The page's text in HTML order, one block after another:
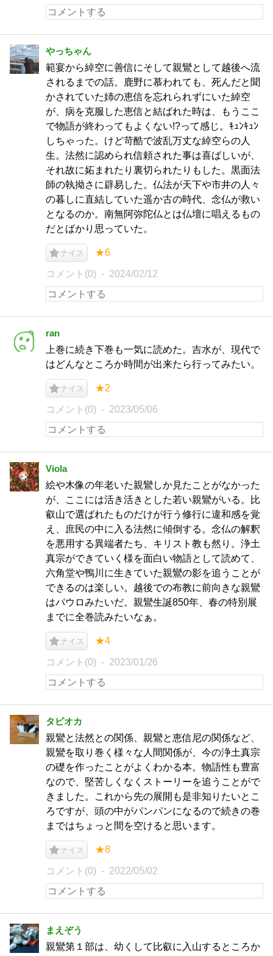
やっちゃん
範宴から綽空に善信にそして親鸞として越後へ流
されるまでの話。鹿野に慕われても、死んだと聞
かされていた姉の恵信を忘れられずにいた綽空
が、病を克服した恵信と結ばれた時は、もうここ
で物語が終わってもよくない!?って感じ。ｷｭﾝｷｭﾝ
しちゃった。けど苛酷で波乱万丈な綽空らの人
生。法然に認められ信頼された事は喜ばしいが、
それ故に妬まれたり裏切られたりもした。黒面法
師の執拗さに辟易した。仏法が天下や市井の人々
の暮しに直結していた遥か古の時代、念仏が救い
となるのか。南無阿弥陀仏とは仏壇に唱えるもの
だとばかり思っていた。
ナイス ★6
コメント(0) 2024/02/12
ran
上巻に続き下巻も一気に読めた。吉水が、現代で
はどんなところか時間が出来たら行ってみたい。
ナイス ★2
コメント(0) 2023/05/06
Viola
絵や木像の年老いた親鸞しか見たことがなかった
が、ここには活き活きとした若い親鸞がいる。比
叡山で選ばれたものだけが行う修行に違和感を覚
え、庶民の中に入る法然に傾倒する。念仏の解釈
を悪用する異端者たち、キリスト教も然り。浄土
真宗ができていく様を面白い物語として読めて、
六角堂や鴨川に生きていた親鸞の影を追うことが
できるのは楽しい。越後での布教に前向きな親鸞
はパウロみたいだ。親鸞生誕850年、春の特別展
までに全巻読みたいなぁ。
ナイス ★4
コメント(0) 2023/01/26
タピオカ
親鸞と法然との関係、親鸞と恵信尼の関係など、
親鸞を取り巻く様々な人間関係が、今の浄土真宗
の礎を作ったことがよくわかる本。物語性も豊富
なので、堅苦しくなくストーリーを追うことがで
きました。これから先の展開も是非知りたいとこ
ろですが、頭の中がパンパンになるので続きの巻
まではちょっと間を空けると思います。
ナイス ★8
コメント(0) 2022/05/02
まえぞう
親鸞第１部は、幼くして比叡に入山するところか